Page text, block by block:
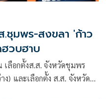
ชุมพร-สงขลา 'ก้าว
วบฮาบ
ลือกตั้งส.ส. จังหวัดชุมพร
) และเลือกตั้ง ส.ส. จังหวัด